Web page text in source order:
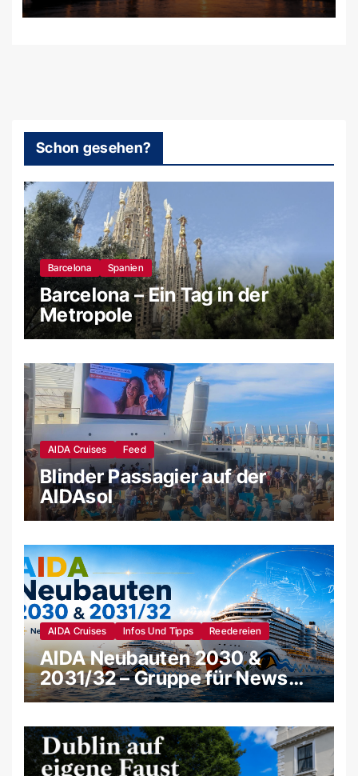
Steinkreisen
Schon gesehen?
Barcelona Spanien
Barcelona – Ein Tag in der
Metropole
AIDA Cruises Feed
Blinder Passagier auf der
AIDAsol
AIDA Cruises Infos Und Tipps Reedereien
AIDA Neubauten 2030 &
2031/32 – Gruppe für News
und Gerüchte